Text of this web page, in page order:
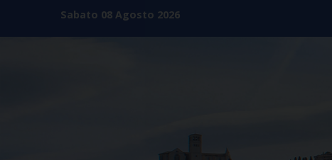
content
Sabato 08 Agosto 2026